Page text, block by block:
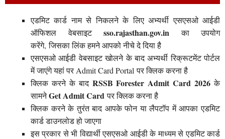
एडमिट कार्ड नाम से निकलने के लिए अभ्यर्थी एसएसओ आईडी
ऑफिशल वेबसाइट sso.rajasthan.gov.in का उपयोग
करेंगे, जिसका लिंक हमने आपको नीचे दे दिया है
एसएसओ आईडी वेबसाइट खोलने के बाद अभ्यर्थी रिक्रूटमेंट पोर्टल
में जाएंगे यहां पर Admit Card Portal पर क्लिक करना है
क्लिक करने के बादRSSB Forester Admit Card 2026 के
सामनेGet Admit Cardपर क्लिक करना है
क्लिक करने के तुरंत बाद आपके फोन या लैपटॉप में आपका एडमिट
कार्ड डाउनलोड हो जाएगा
इस प्रकार से भी विद्यार्थी एसएसओ आईडी के माध्यम से एडमिट कार्ड